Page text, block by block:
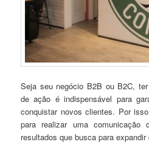
Seja seu negócio B2B ou B2C,
de ação é indispensável para
conquistar novos clientes. Por
para realizar uma
resultados que busca para